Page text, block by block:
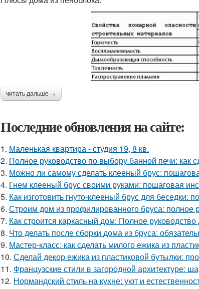
читать дальше →
Последние обновления на сайте:
1. Маленькая квартира - студия 19, 8 кв.
2. Полное руководство по выбору банной печи: как
3. Можно ли самому сделать клееный брус:
4. Гнем клееный брус своими руками: пошаговая
5. Как изготовить гнуто-клееный брус для беседки:
6. Строим дом из профилированного бруса: полное
7. Как строится каркасный дом: Полное
8. Что делать после сборки дома из бруса:
9. Мастер-класс: как сделать милого ежика из
10. Сделай декор ежика из пластиковой бутылки:
11. Французские стили в загородной архитектуре:
12. Нормандский стиль на кухне: уют и